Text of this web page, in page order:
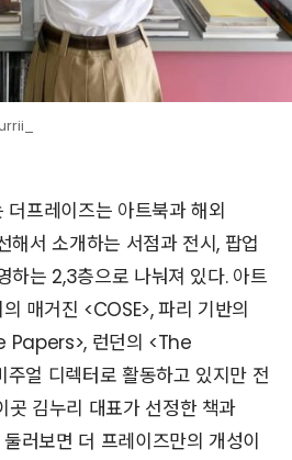
프레이즈는 아트북과 해외
해서 소개하는 서점과 전시, 팝업
하는 2,3층으로 나눠져 있다. 아트
매거진 <COSE>, 파리 기반의
Papers>, 런던의 <The
얼 디렉터로 활동하고 있지만 전
곳 김누리 대표가 선정한 책과
러보면 더 프레이즈만의 개성이